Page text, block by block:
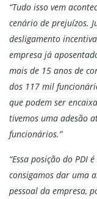
“Tudo isso vem
cenário de prejuízos.
desligamento
empresa já
mais de 15 anos de
dos 117 mil
que podem ser
tivemos uma adesão
funcionários.”
“Essa posição do
consigamos dar uma
pessoal da empresa,